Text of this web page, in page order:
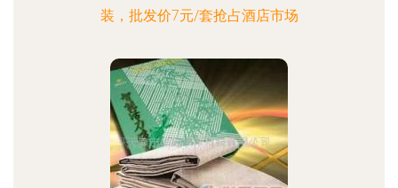
装，批发价7元/套抢占酒店市场